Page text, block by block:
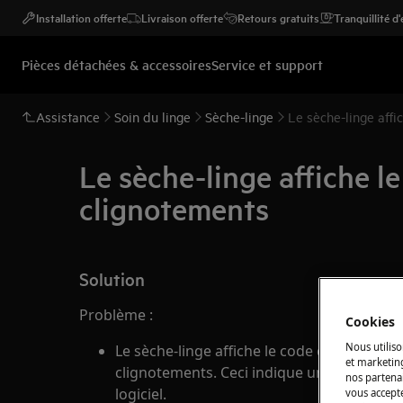
Installation offerte Livraison offerte Retours gratuits Tranquillité
Pièces détachées & accessoiresService et support
Assistance Soin du linge Sèche-linge Le sèche-linge
Le sèche-linge affiche
clignotements
Solution
Problème :
Le sèche-linge affiche le code d'erreur
clignotements. Ceci indique un problème
logiciel.
Cookies
Nous
et
nos
vous